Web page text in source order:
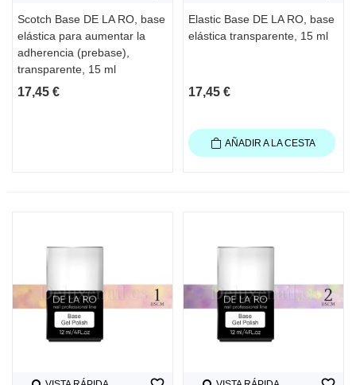
Scotch Base DE LA RO, base
elástica para aumentar la
adherencia (prebase),
transparente, 15 ml
17,45 €
Elastic Base DE LA RO, base
elástica transparente, 15 ml
17,45 €
AÑADIR A LA CESTA